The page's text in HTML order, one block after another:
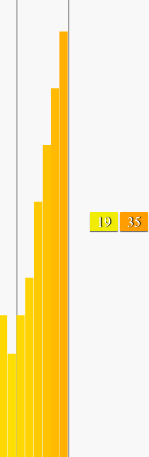
19 35